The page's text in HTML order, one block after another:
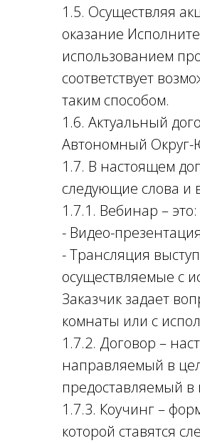
1.5. Осуществляя
оказание
использованием
соответствует
таким способом.
1.6. Актуальный
Автономный Округ-
1.7. В настоящем
следующие слова и
1.7.1. Вебинар – это:
- Видео-
- Трансляция
осуществляемые с
Заказчик задает
комнаты или с
1.7.2. Договор –
направляемый в
предоставляемый
1.7.3. Коучинг –
которой ставятся